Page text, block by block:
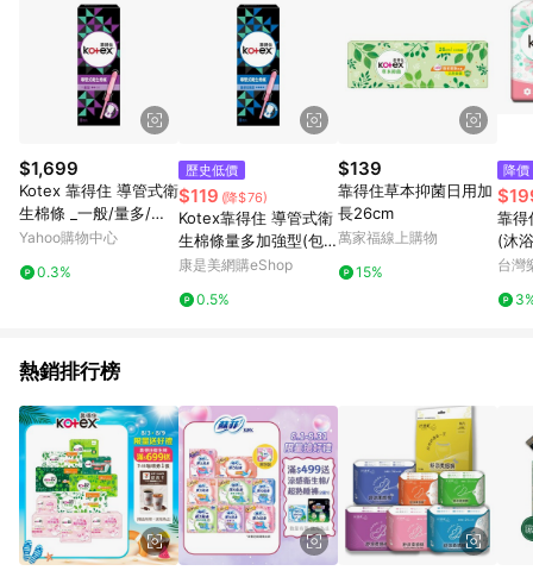
使用APP、或中途瀏覽比價網、回饋網、Google等其他網頁、或
由網頁版(電腦版/手機版網頁)切換為App都將會造成追蹤中斷而
無法進行 LINE POINTS 回饋。 (5) LINE 購物為購物資訊整合性
平台，商品資料更新會有時間差，如顯示之商品規格、顏色、價
位、贈品與台灣樂天市場銷售網頁不符，以銷售網頁標示為準。
(6) 導購訂單已逾 365 天，根據台灣樂天回饋規定，逾期訂單將
不符合回饋資格。 (7) 若上述或其他原因，致使消費者無接收到
點數回饋或點數回饋有爭議，台灣樂天市場保有更改條款與法律
追訴之權利，活動詳情以樂天市場網站公告為準。
$1,699
Kotex 靠得住 導管式衛
生棉條 _一般/量多/量
多加強 (8支x16盒/箱)
Yahoo購物中心
0.3%
歷史低價
$119 (降$76)
Kotex靠得住 導管式衛
生棉條量多加強型(包
裝隨機出貨)
康是美網購eShop
0.5%
$139
靠得住草本抑菌日用加
長26cm
萬家福線上購物
15%
降價
靠得
(沐
台灣
熱銷排行榜